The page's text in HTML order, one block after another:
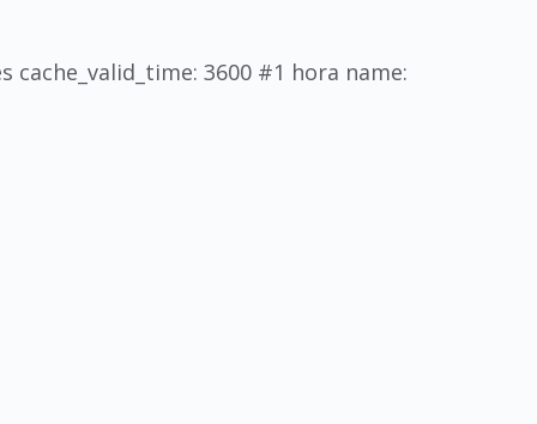
cache_valid_time: 3600 #1 hora name: